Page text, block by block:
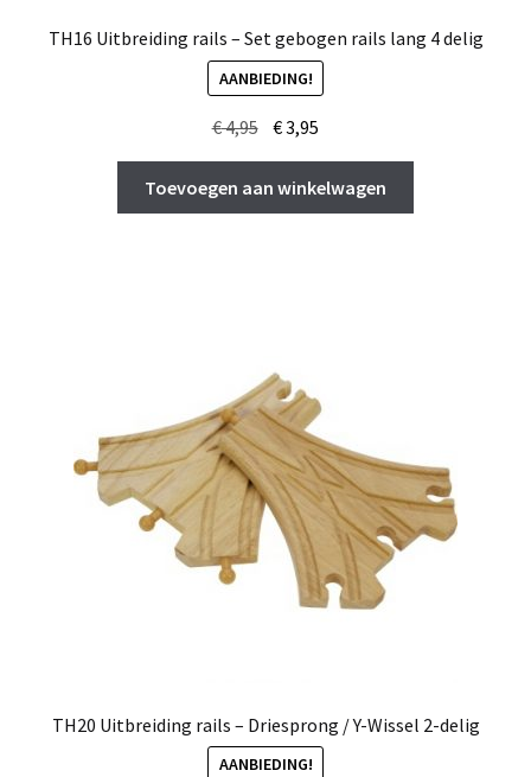
TH16 Uitbreiding rails – Set gebogen rails lang 4 delig
AANBIEDING!
€4,95 Oorspronkelijke
was:
€ 4,95.
€3,95
is:
€ 3,95.
Toevoegen aan winkelwagen
TH20 Uitbreiding rails – Driesprong / Y-Wissel 2-delig
AANBIEDING!